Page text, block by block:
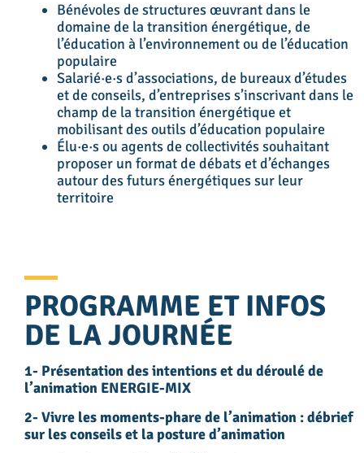
Bénévoles de structures œuvrant dans le
domaine de la transition énergétique, de
l’éducation à l’environnement ou de l’éducation
populaire
Salarié·e·s d’associations, de bureaux d’études
et de conseils, d’entreprises s’inscrivant dans le
champ de la transition énergétique et
mobilisant des outils d’éducation populaire
Élu·e·s ou agents de collectivités souhaitant
proposer un format de débats et d’échanges
autour des futurs énergétiques sur leur
territoire
PROGRAMME ET INFOS
DE LA JOURNÉE
1- Présentation des intentions et du déroulé de
l’animation ENERGIE-MIX
2- Vivre les moments-phare de l’animation : débrief
sur les conseils et la posture d’animation